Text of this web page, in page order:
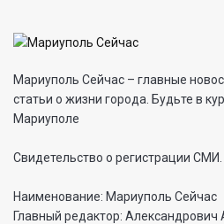
Мариуполь Сейчас – главные
статьи о жизни города. Будьте в
Мариуполе
Свидетельство о регистрации СМИ.
Наименование: Мариуполь Сейчас
Главный редактор: Александрович